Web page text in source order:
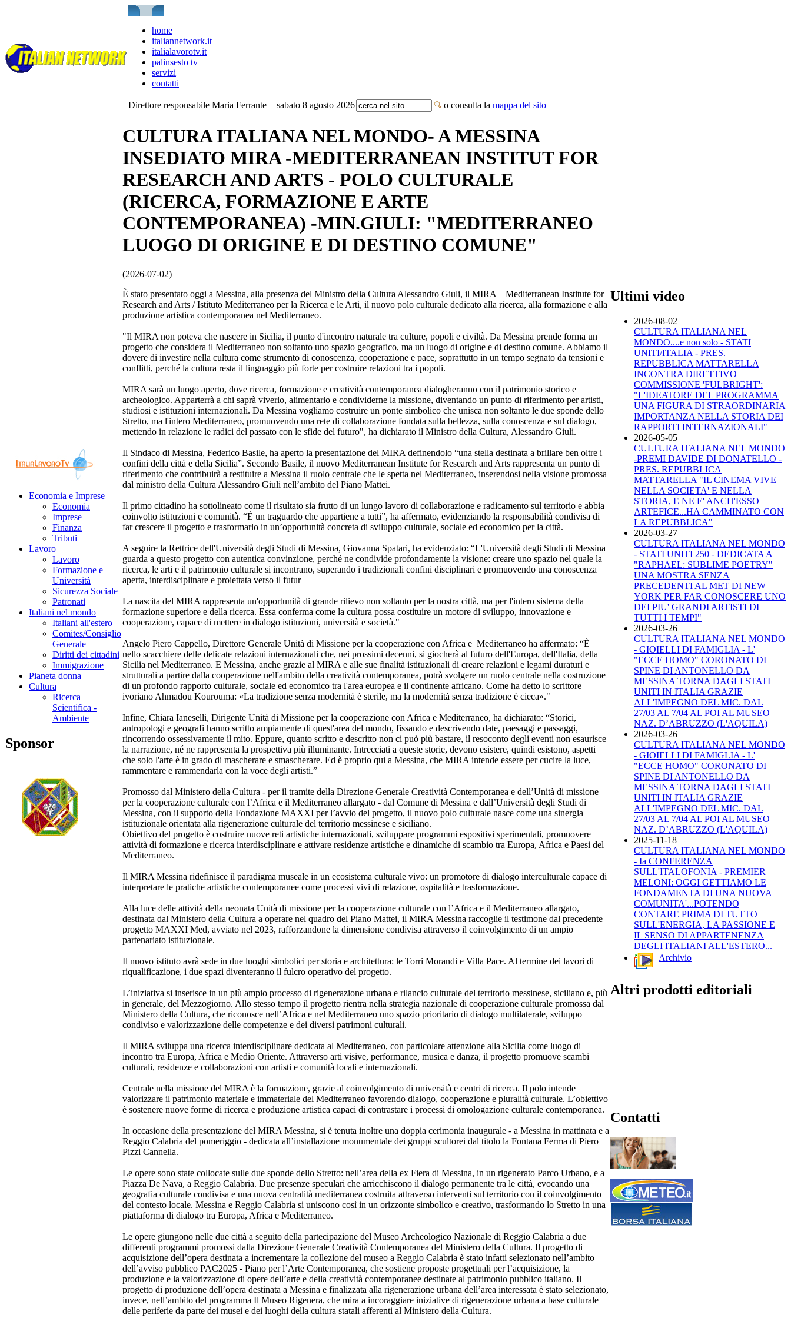
home
italiannetwork.it
italialavorotv.it
palinsesto tv
servizi
contatti
Direttore responsabile Maria Ferrante − sabato 8 agosto 2026 o consulta la mappa del sito
Economia e Imprese
Economia
Imprese
Finanza
Tributi
Lavoro
Lavoro
Formazione e
Università
Sicurezza Sociale
Patronati
Italiani nel mondo
Italiani all'estero
Comites/Consiglio
Generale
Diritti dei cittadini
Immigrazione
Pianeta donna
Cultura
Ricerca
Scientifica -
Ambiente
Sponsor
CULTURA ITALIANA NEL MONDO- A MESSINA
INSEDIATO MIRA -MEDITERRANEAN INSTITUT FOR
RESEARCH AND ARTS - POLO CULTURALE
(RICERCA, FORMAZIONE E ARTE
CONTEMPORANEA) -MIN.GIULI: "MEDITERRANEO
LUOGO DI ORIGINE E DI DESTINO COMUNE"
(2026-07-02)
È stato presentato oggi a Messina, alla presenza del Ministro della Cultura Alessandro Giuli, il MIRA – Mediterranean Institute for
Research and Arts / Istituto Mediterraneo per la Ricerca e le Arti, il nuovo polo culturale dedicato alla ricerca, alla formazione e alla
produzione artistica contemporanea nel Mediterraneo.
"Il MIRA non poteva che nascere in Sicilia, il punto d'incontro naturale tra culture, popoli e civiltà. Da Messina prende forma un
progetto che considera il Mediterraneo non soltanto uno spazio geografico, ma un luogo di origine e di destino comune. Abbiamo il
dovere di investire nella cultura come strumento di conoscenza, cooperazione e pace, soprattutto in un tempo segnato da tensioni e
conflitti, perché la cultura resta il linguaggio più forte per costruire relazioni tra i popoli.
MIRA sarà un luogo aperto, dove ricerca, formazione e creatività contemporanea dialogheranno con il patrimonio storico e
archeologico. Apparterrà a chi saprà viverlo, alimentarlo e condividerne la missione, diventando un punto di riferimento per artisti,
studiosi e istituzioni internazionali. Da Messina vogliamo costruire un ponte simbolico che unisca non soltanto le due sponde dello
Stretto, ma l'intero Mediterraneo, promuovendo una rete di collaborazione fondata sulla bellezza, sulla conoscenza e sul dialogo,
mettendo in relazione le radici del passato con le sfide del futuro", ha dichiarato il Ministro della Cultura, Alessandro Giuli.
Il Sindaco di Messina, Federico Basile, ha aperto la presentazione del MIRA definendolo “una stella destinata a brillare ben oltre i
confini della città e della Sicilia”. Secondo Basile, il nuovo Mediterranean Institute for Research and Arts rappresenta un punto di
riferimento che contribuirà a restituire a Messina il ruolo centrale che le spetta nel Mediterraneo, inserendosi nella visione promossa
dal ministro della Cultura Alessandro Giuli nell’ambito del Piano Mattei.
Il primo cittadino ha sottolineato come il risultato sia frutto di un lungo lavoro di collaborazione e radicamento sul territorio e abbia
coinvolto istituzioni e comunità. “È un traguardo che appartiene a tutti”, ha affermato, evidenziando la responsabilità condivisa di
far crescere il progetto e trasformarlo in un’opportunità concreta di sviluppo culturale, sociale ed economico per la città.
A seguire la Rettrice dell'Università degli Studi di Messina, Giovanna Spatari, ha evidenziato: “L'Università degli Studi di Messina
guarda a questo progetto con autentica convinzione, perché ne condivide profondamente la visione: creare uno spazio nel quale la
ricerca, le arti e il patrimonio culturale si incontrano, superando i tradizionali confini disciplinari e promuovendo una conoscenza
aperta, interdisciplinare e proiettata verso il futur
La nascita del MIRA rappresenta un'opportunità di grande rilievo non soltanto per la nostra città, ma per l'intero sistema della
formazione superiore e della ricerca. Essa conferma come la cultura possa costituire un motore di sviluppo, innovazione e
cooperazione, capace di mettere in dialogo istituzioni, università e società."
Angelo Piero Cappello, Direttore Generale Unità di Missione per la cooperazione con Africa e Mediterraneo ha affermato: “È
nello scacchiere delle delicate relazioni internazionali che, nei prossimi decenni, si giocherà al futuro dell'Europa, dell'Italia, della
Sicilia nel Mediterraneo. E Messina, anche grazie al MIRA e alle sue finalità istituzionali di creare relazioni e legami duraturi e
strutturali a partire dalla cooperazione nell'ambito della creatività contemporanea, potrà svolgere un ruolo centrale nella costruzione
di un profondo rapporto culturale, sociale ed economico tra l'area europea e il continente africano. Come ha detto lo scrittore
ivoriano Ahmadou Kourouma: «La tradizione senza modernità è sterile, ma la modernità senza tradizione è cieca»."
Infine, Chiara Ianeselli, Dirigente Unità di Missione per la cooperazione con Africa e Mediterraneo, ha dichiarato: “Storici,
antropologi e geografi hanno scritto ampiamente di quest'area del mondo, fissando e descrivendo date, paesaggi e passaggi,
rincorrendo ossessivamente il mito. Eppure, quanto scritto e descritto non ci può più bastare, il resoconto degli eventi non esaurisce
la narrazione, né ne rappresenta la prospettiva più illuminante. Intrecciati a queste storie, devono esistere, quindi esistono, aspetti
che solo l'arte è in grado di mascherare e smascherare. Ed è proprio qui a Messina, che MIRA intende essere per cucire la luce,
rammentare e rammendarla con la voce degli artisti.”
Promosso dal Ministero della Cultura - per il tramite della Direzione Generale Creatività Contemporanea e dell’Unità di missione
per la cooperazione culturale con l’Africa e il Mediterraneo allargato - dal Comune di Messina e dall’Università degli Studi di
Messina, con il supporto della Fondazione MAXXI per l’avvio del progetto, il nuovo polo culturale nasce come una sinergia
istituzionale orientata alla rigenerazione culturale del territorio messinese e siciliano.
Obiettivo del progetto è costruire nuove reti artistiche internazionali, sviluppare programmi espositivi sperimentali, promuovere
attività di formazione e ricerca interdisciplinare e attivare residenze artistiche e dinamiche di scambio tra Europa, Africa e Paesi del
Mediterraneo.
Il MIRA Messina ridefinisce il paradigma museale in un ecosistema culturale vivo: un promotore di dialogo interculturale capace di
interpretare le pratiche artistiche contemporanee come processi vivi di relazione, ospitalità e trasformazione.
Alla luce delle attività della neonata Unità di missione per la cooperazione culturale con l’Africa e il Mediterraneo allargato,
destinata dal Ministero della Cultura a operare nel quadro del Piano Mattei, il MIRA Messina raccoglie il testimone dal precedente
progetto MAXXI Med, avviato nel 2023, rafforzandone la dimensione condivisa attraverso il coinvolgimento di un ampio
partenariato istituzionale.
Il nuovo istituto avrà sede in due luoghi simbolici per storia e architettura: le Torri Morandi e Villa Pace. Al termine dei lavori di
riqualificazione, i due spazi diventeranno il fulcro operativo del progetto.
L’iniziativa si inserisce in un più ampio processo di rigenerazione urbana e rilancio culturale del territorio messinese, siciliano e, più
in generale, del Mezzogiorno. Allo stesso tempo il progetto rientra nella strategia nazionale di cooperazione culturale promossa dal
Ministero della Cultura, che riconosce nell’Africa e nel Mediterraneo uno spazio prioritario di dialogo multilaterale, sviluppo
condiviso e valorizzazione delle competenze e dei diversi patrimoni culturali.
Il MIRA sviluppa una ricerca interdisciplinare dedicata al Mediterraneo, con particolare attenzione alla Sicilia come luogo di
incontro tra Europa, Africa e Medio Oriente. Attraverso arti visive, performance, musica e danza, il progetto promuove scambi
culturali, residenze e collaborazioni con artisti e comunità locali e internazionali.
Centrale nella missione del MIRA è la formazione, grazie al coinvolgimento di università e centri di ricerca. Il polo intende
valorizzare il patrimonio materiale e immateriale del Mediterraneo favorendo dialogo, cooperazione e pluralità culturale. L’obiettivo
è sostenere nuove forme di ricerca e produzione artistica capaci di contrastare i processi di omologazione culturale contemporanea.
In occasione della presentazione del MIRA Messina, si è tenuta inoltre una doppia cerimonia inaugurale - a Messina in mattinata e a
Reggio Calabria del pomeriggio - dedicata all’installazione monumentale dei gruppi scultorei dal titolo la Fontana Ferma di Piero
Pizzi Cannella.
Le opere sono state collocate sulle due sponde dello Stretto: nell’area della ex Fiera di Messina, in un rigenerato Parco Urbano, e a
Piazza De Nava, a Reggio Calabria. Due presenze speculari che arricchiscono il dialogo permanente tra le città, evocando una
geografia culturale condivisa e una nuova centralità mediterranea costruita attraverso interventi sul territorio con il coinvolgimento
del contesto locale. Messina e Reggio Calabria si uniscono così in un orizzonte simbolico e creativo, trasformando lo Stretto in una
piattaforma di dialogo tra Europa, Africa e Mediterraneo.
Le opere giungono nelle due città a seguito della partecipazione del Museo Archeologico Nazionale di Reggio Calabria a due
differenti programmi promossi dalla Direzione Generale Creatività Contemporanea del Ministero della Cultura. Il progetto di
acquisizione dell’opera destinata a incrementare la collezione del museo a Reggio Calabria è stato infatti selezionato nell’ambito
dell’avviso pubblico PAC2025 - Piano per l’Arte Contemporanea, che sostiene proposte progettuali per l’acquisizione, la
produzione e la valorizzazione di opere dell’arte e della creatività contemporanee destinate al patrimonio pubblico italiano. Il
progetto di produzione dell’opera destinata a Messina e finalizzata alla rigenerazione urbana dell’area interessata è stato selezionato,
invece, nell’ambito del programma Il Museo Rigenera, che mira a incoraggiare iniziative di rigenerazione urbana a base culturale
delle periferie da parte dei musei e dei luoghi della cultura statali afferenti al Ministero della Cultura.
Ultimi video
2026-08-02
CULTURA ITALIANA NEL
MONDO....e non solo - STATI
UNITI/ITALIA - PRES.
REPUBBLICA MATTARELLA
INCONTRA DIRETTIVO
COMMISSIONE 'FULBRIGHT':
"L'IDEATORE DEL PROGRAMMA
UNA FIGURA DI STRAORDINARIA
IMPORTANZA NELLA STORIA DEI
RAPPORTI INTERNAZIONALI"
2026-05-05
CULTURA ITALIANA NEL MONDO
-PREMI DAVIDE DI DONATELLO -
PRES. REPUBBLICA
MATTARELLA "IL CINEMA VIVE
NELLA SOCIETA' E NELLA
STORIA, E NE E' ANCH'ESSO
ARTEFICE...HA CAMMINATO CON
LA REPUBBLICA"
2026-03-27
CULTURA ITALIANA NEL MONDO
- STATI UNITI 250 - DEDICATA A
"RAPHAEL: SUBLIME POETRY"
UNA MOSTRA SENZA
PRECEDENTI AL MET DI NEW
YORK PER FAR CONOSCERE UNO
DEI PIU' GRANDI ARTISTI DI
TUTTI I TEMPI"
2026-03-26
CULTURA ITALIANA NEL MONDO
- GIOIELLI DI FAMIGLIA - L'
"ECCE HOMO" CORONATO DI
SPINE DI ANTONELLO DA
MESSINA TORNA DAGLI STATI
UNITI IN ITALIA GRAZIE
ALL'IMPEGNO DEL MIC. DAL
27/03 AL 7/04 AL POI AL MUSEO
NAZ. D’ABRUZZO (L'AQUILA)
2026-03-26
CULTURA ITALIANA NEL MONDO
- GIOIELLI DI FAMIGLIA - L'
"ECCE HOMO" CORONATO DI
SPINE DI ANTONELLO DA
MESSINA TORNA DAGLI STATI
UNITI IN ITALIA GRAZIE
ALL'IMPEGNO DEL MIC. DAL
27/03 AL 7/04 AL POI AL MUSEO
NAZ. D’ABRUZZO (L'AQUILA)
2025-11-18
CULTURA ITALIANA NEL MONDO
- Ia CONFERENZA
SULL'ITALOFONIA - PREMIER
MELONI: OGGI GETTIAMO LE
FONDAMENTA DI UNA NUOVA
COMUNITA'...POTENDO
CONTARE PRIMA DI TUTTO
SULL'ENERGIA, LA PASSIONE E
IL SENSO DI APPARTENENZA
DEGLI ITALIANI ALL'ESTERO...
| Archivio
Altri prodotti editoriali
Contatti